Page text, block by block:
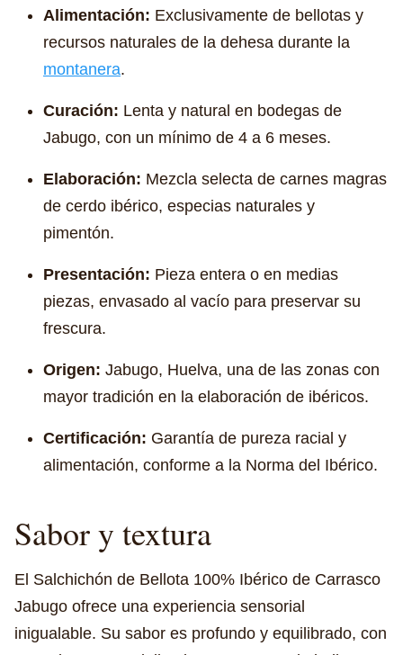
Alimentación: Exclusivamente de bellotas y
recursos naturales de la dehesa durante la
montanera.
Curación: Lenta y natural en bodegas de
Jabugo, con un mínimo de 4 a 6 meses.
Elaboración: Mezcla selecta de carnes magras
de cerdo ibérico, especias naturales y
pimentón.
Presentación: Pieza entera o en medias
piezas, envasado al vacío para preservar su
frescura.
Origen: Jabugo, Huelva, una de las zonas con
mayor tradición en la elaboración de ibéricos.
Certificación: Garantía de pureza racial y
alimentación, conforme a la Norma del Ibérico.
Sabor y textura
El Salchichón de Bellota 100% Ibérico de Carrasco
Jabugo ofrece una experiencia sensorial
inigualable. Su sabor es profundo y equilibrado, con